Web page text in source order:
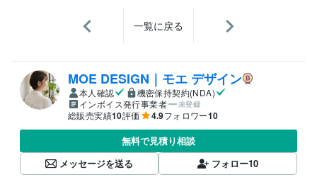
一覧に戻る
MOE DESIGN｜モエ デザイン
本人確認
機密保持契約(NDA)
インボイス発行事業者
未登録
総販売実績10評価 4.9フォロワー10
無料で見積り相談
メッセージを送る
フォロー10